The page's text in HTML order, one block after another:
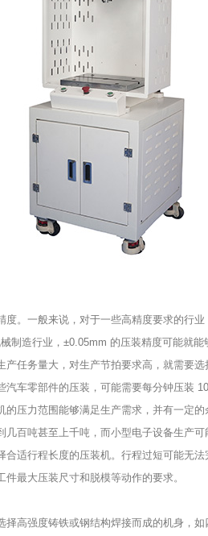
。一般来说，对于一些高精度要求的行
制造行业，±0.05mm 的压装精度可能就能
任务量大，对生产节拍要求高，就需要
车零部件的压装，可能需要每分钟压装 10
压力范围能够满足生产需求，并有一定
百吨甚至上千吨，而小型电子设备生产可
适行程长度的压装机。行程过短可能无
最大压装尺寸和脱模等动作的要求。
高强度铸铁或钢结构焊接而成的机身，